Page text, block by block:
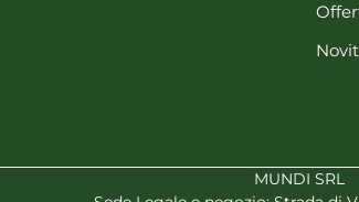
MUNDI SRL